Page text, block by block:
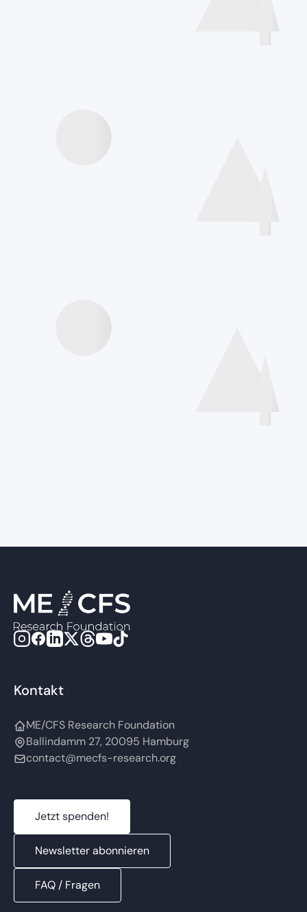
Kontakt
ME/CFS Research Foundation
Ballindamm 27, 20095 Hamburg
contact@mecfs-research.org
Jetzt spenden!
Newsletter abonnieren
FAQ / Fragen